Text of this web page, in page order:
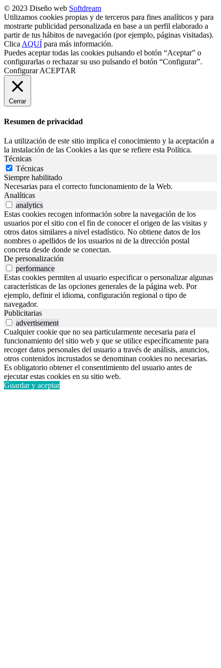
© 2023 Diseño web Softdream
Utilizamos cookies propias y de terceros para fines analíticos y para
mostrarte publicidad personalizada en base a un perfil elaborado a
partir de tus hábitos de navegación (por ejemplo, páginas visitadas).
ClicaAQUÍ para más información.
Puedes aceptar todas las cookies pulsando el botón “Aceptar” o
configurarlas o rechazar su uso pulsando el botón “Configurar”.
ConfigurarACEPTAR
Cerrar
Resumen de privacidad
La utilización de este sitio implica el conocimiento y la aceptación a
la instalación de las Cookies a las que se refiere esta Política.
Técnicas
Técnicas
Siempre habilitado
Necesarias para el correcto funcionamiento de la Web.
Analíticas
analytics
Estas cookies recogen información sobre la navegación de los
usuarios por el sitio con el fin de conocer el origen de las visitas y
otros datos similares a nivel estadístico. No obtiene datos de los
nombres o apellidos de los usuarios ni de la dirección postal
concreta desde donde se conectan.
De personalización
performance
Estas cookies permiten al usuario especificar o personalizar algunas
características de las opciones generales de la página web. Por
ejemplo, definir el idioma, configuración regional o tipo de
navegador.
Publicitarias
advertisement
Cualquier cookie que no sea particularmente necesaria para el
funcionamiento del sitio web y que se utilice específicamente para
recoger datos personales del usuario a través de análisis, anuncios,
otros contenidos incrustados se denominan cookies no necesarias.
Es obligatorio obtener el consentimiento del usuario antes de
ejecutar estas cookies en su sitio web.
Guardar y aceptar